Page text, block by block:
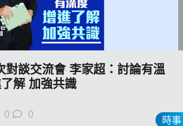
時事
對談交流會 李家超：討論有溫
解 加強共識
0 0